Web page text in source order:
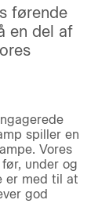
førende
en del af
spiller en
Vores
under og
er med til at
god